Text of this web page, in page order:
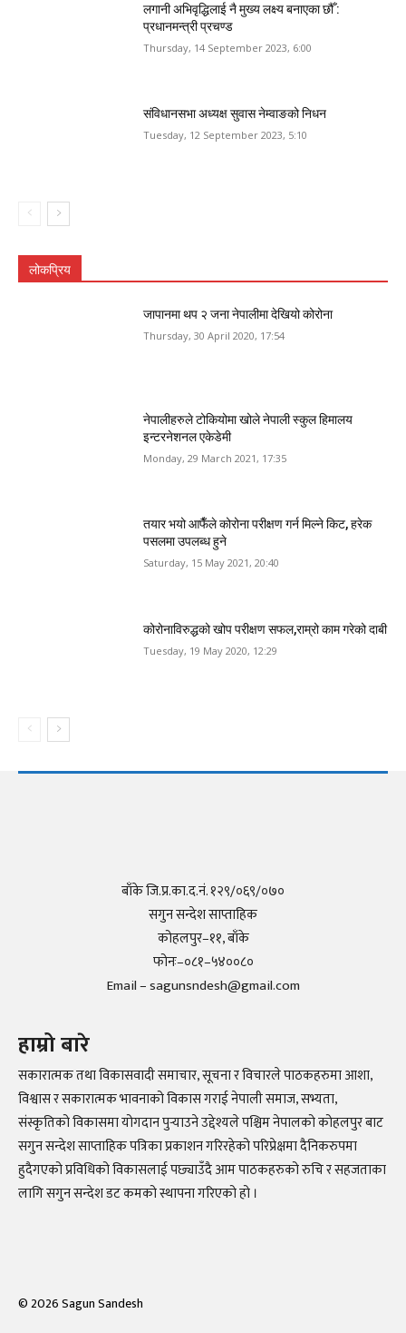
लगानी अभिवृद्धिलाई नै मुख्य लक्ष्य बनाएका छौँ :
प्रधानमन्त्री प्रचण्ड
Thursday, 14 September 2023, 6:00
संविधानसभा अध्यक्ष सुवास नेम्वाङको निधन
Tuesday, 12 September 2023, 5:10
लोकप्रिय
जापानमा थप २ जना नेपालीमा देखियो कोरोना
Thursday, 30 April 2020, 17:54
नेपालीहरुले टोकियोमा खोले नेपाली स्कुल हिमालय
इन्टरनेशनल एकेडेमी
Monday, 29 March 2021, 17:35
तयार भयो आफैँले कोरोना परीक्षण गर्न मिल्ने किट, हरेक
पसलमा उपलब्ध हुने
Saturday, 15 May 2021, 20:40
कोरोनाविरुद्धको खोप परीक्षण सफल,राम्रो काम गरेको दाबी
Tuesday, 19 May 2020, 12:29
बाँके जि.प्र.का.द.नं. १२९/०६९/०७०
सगुन सन्देश साप्ताहिक
कोहलपुर–११, बाँके
फोनः–०८१–५४००८०
Email – sagunsndesh@gmail.com
हाम्रो बारे
सकारात्मक तथा विकासवादी समाचार, सूचना र विचारले पाठकहरुमा आशा,
विश्वास र सकारात्मक भावनाको विकास गराई नेपाली समाज, सभ्यता,
संस्कृतिको विकासमा योगदान पुर्‍याउने उद्देश्यले पश्चिम नेपालको कोहलपुर बाट
सगुन सन्देश साप्ताहिक पत्रिका प्रकाशन गरिरहेको परिप्रेक्षमा दैनिकरुपमा
हुदैगएको प्रविधिको विकासलाई पछ्याउँदै आम पाठकहरुको रुचि र सहजताका
लागि सगुन सन्देश डट कमको स्थापना गरिएको हो ।
©2026Sagun Sandesh